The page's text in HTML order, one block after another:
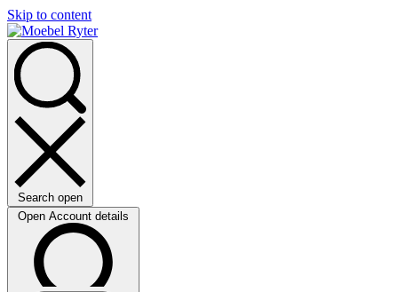
Skip to content
Search open
Open Account details